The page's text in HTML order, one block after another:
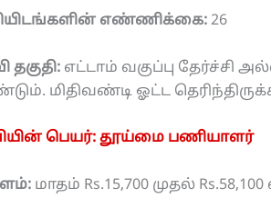
எண்ணிக்கை: 26
தகுதி: எட்டாம் வகுப்பு தேர்ச்சி
மிதிவண்டி ஓட்ட
பெயர்: தூய்மை பணியாளர்
மாதம் Rs.15,700 முதல்